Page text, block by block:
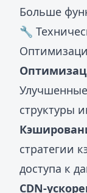
Больше
🔧
структуры
стратегии
доступа к
CDN-